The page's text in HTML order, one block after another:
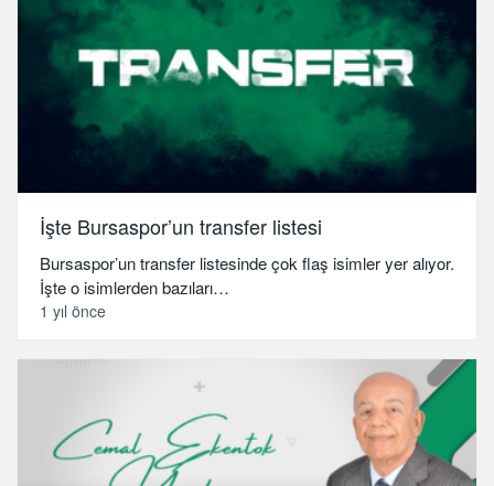
İşte Bursaspor’un transfer listesi
Bursaspor’un transfer listesinde çok flaş isimler yer alıyor.
İşte o isimlerden bazıları…
1 yıl önce